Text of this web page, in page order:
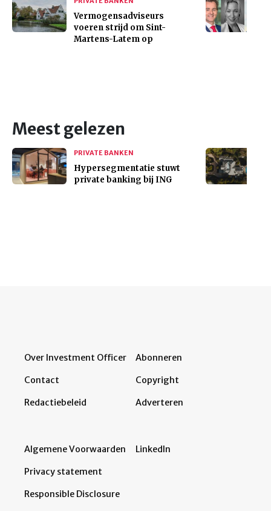
Vermogensadviseurs
voeren strijd om Sint-
Martens-Latem op
Meest gelezen
PRIVATE BANKEN
Hypersegmentatie stuwt
private banking bij ING
Over Investment Officer
Contact
Redactiebeleid
Abonneren
Copyright
Adverteren
Algemene Voorwaarden
Privacy statement
Responsible Disclosure
LinkedIn